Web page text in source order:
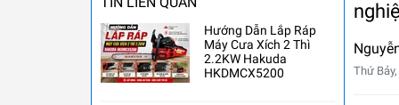
Hướng Dẫn Lắp Ráp
Máy Cưa Xích 2 Thì
2.2KW Hakuda
HKDMCX5200
Thứ